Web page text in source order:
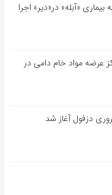
«آبله» در«دیر» اجرا
عرضه مواد خام دامی در
دزفول آغاز شد